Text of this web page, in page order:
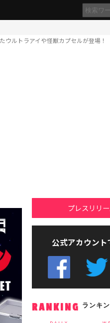
ウルトラアイや怪獣カプセルが登場！
プレスリリ
公式アカウント
RANKING ランキ